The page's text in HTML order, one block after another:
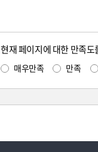
현재 페이지에 대한 만족
매우만족 만족